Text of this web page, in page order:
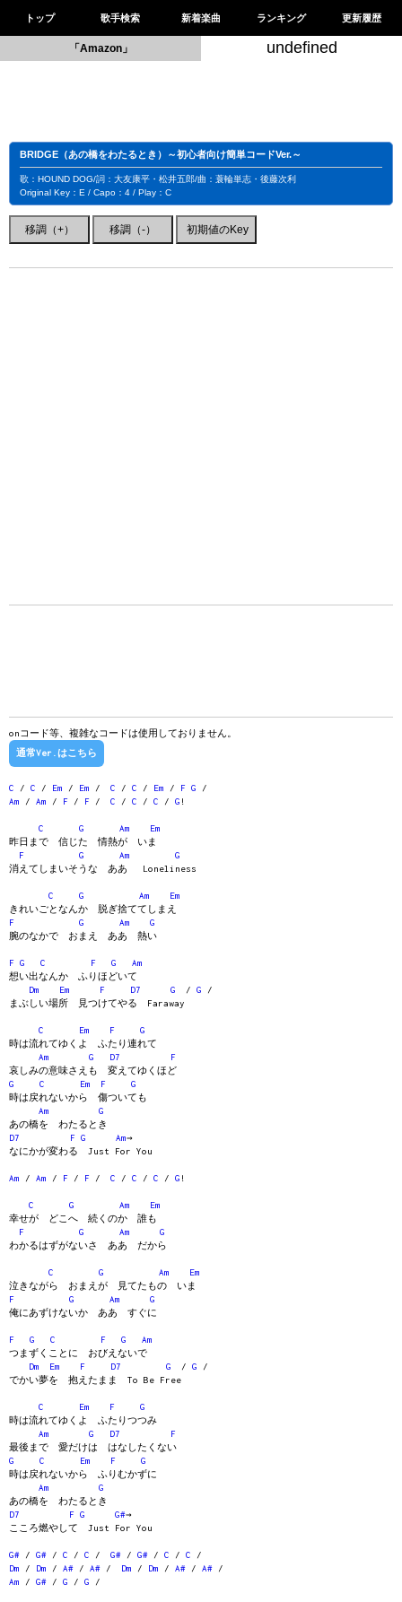
トップ 歌手検索 新着楽曲 ランキング 更新履歴
「Amazon」 undefined
BRIDGE（あの橋をわたるとき）～初心者向け簡単コードVer.～
歌：HOUND DOG/詞：大友康平・松井五郎/曲：蓑輪単志・後藤次利
Original Key：E / Capo：4 / Play：C
onコード等、複雑なコードは使用しておりません。
通常Ver.はこちら
C / C / Em / Em / C / C / Em / F G /
Am / Am / F / F / C / C / C / G !
C G Am
Em
昨日まで 信じた 情熱が いま
F
G Am
G
消えてしまいそうな ああ Loneliness
C G Am
Em
きれいごとなんか 脱ぎ捨ててしまえ
F
G Am
G
腕のなかで おまえ ああ 熱い
F G C F G
Am
想い出なんか ふりほどいて
Dm
Em F D7 G / G /
まぶしい場所 見つけてやる Faraway
C Em F
G
時は流れてゆくよ ふたり連れて
Am
G D7
F
哀しみの意味さえも 変えてゆくほど
G
C Em F
G
時は戻れないから 傷ついても
Am
G
あの橋を わたるとき
D7
F G Am→
なにかが変わる Just For You
Am / Am / F / F / C / C / C / G !
C G Am
Em
幸せが どこへ 続くのか 誰も
F
G Am
G
わかるはずがないさ ああ だから
C G Am
Em
泣きながら おまえが 見てたもの いま
F
G Am
G
俺にあずけないか ああ すぐに
F G C F G
Am
つまずくことに おびえないで
Dm
Em F D7 G / G /
でかい夢を 抱えたまま To Be Free
C Em F
G
時は流れてゆくよ ふたりつつみ
Am
G D7
F
最後まで 愛だけは はなしたくない
G
C Em F
G
時は戻れないから ふりむかずに
Am
G
あの橋を わたるとき
D7
F G G#→
こころ燃やして Just For You
G# / G# / C / C / G# / G# / C / C /
Dm / Dm / A# / A# / Dm / Dm / A# / A# /
Am / G# / G / G /